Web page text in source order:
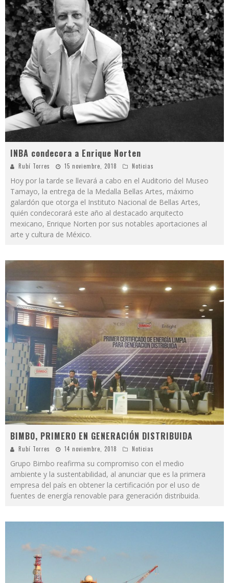
INBA condecora a Enrique Norten
Rubí Torres 15 noviembre, 2018 Noticias
Hoy por la tarde se llevará a cabo en el Auditorio del Museo
Tamayo, la entrega de la Medalla Bellas Artes, máximo
galardón que otorga el Instituto Nacional de Bellas Artes,
quién condecorará este año al destacado arquitecto
mexicano, Enrique Norten por sus notables aportaciones al
arte y cultura de México.
BIMBO, PRIMERO EN GENERACIÓN DISTRIBUIDA
Rubí Torres 14 noviembre, 2018 Noticias
Grupo Bimbo reafirma su compromiso con el medio
ambiente y la sustentabilidad, al anunciar que es la primera
empresa del país en obtener la certificación por el uso de
fuentes de energía renovable para generación distribuida.